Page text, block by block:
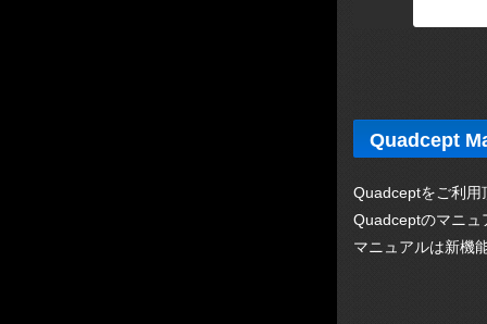
Quadcept
Quadceptをご利用
Quadceptのマニュ
マニュアルは新機